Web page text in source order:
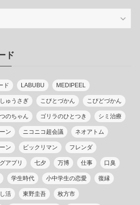
ド
ド LABUBU MEDIPEEL
ゅうさぎ こびとづかん こびどづかん
つのちゃん ゴリラのひとつき シミ治療
ン ニコニコ超会議 ネオアトム
ン ビックリマン フレンダ
アプリ 七夕 万博 仕事 口臭
学生時代 小中学生の恋愛 復縁
活 東野圭吾 枚方市